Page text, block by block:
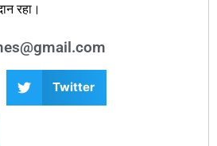
रहा।
Twitter